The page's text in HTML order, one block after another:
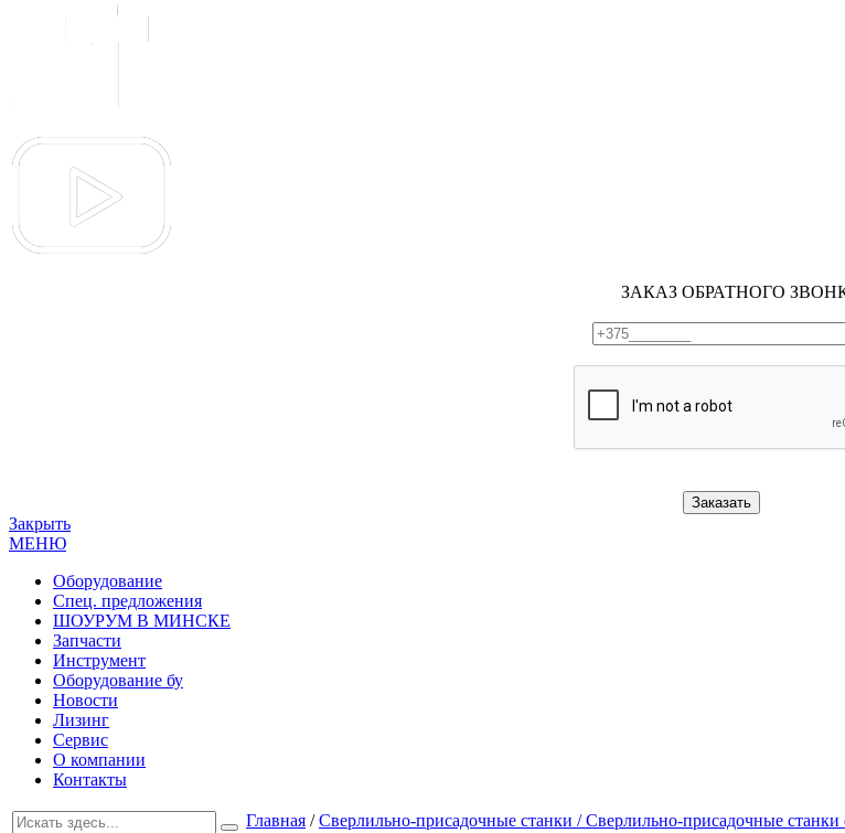
ЗАКАЗ ОБРАТНОГО
Заказать
Закрыть
МЕНЮ
Оборудование
Спец. предложения
ШОУРУМ В МИНСКЕ
Запчасти
Инструмент
Оборудование бу
Новости
Лизинг
Сервис
О компании
Контакты
Главная /Сверлильно-присадочные станки /Сверлильно-присадочные